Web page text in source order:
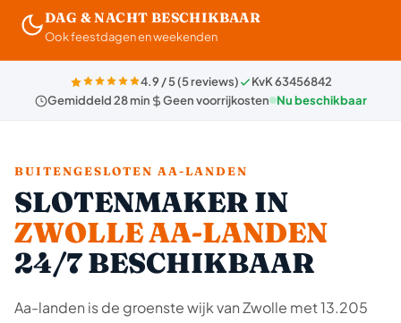
DAG & NACHT BESCHIKBAAR
Ook feestdagen en weekenden
4.9 / 5 (5 reviews)
KvK 63456842
Gemiddeld 28 min
Geen voorrijkosten Nu beschikbaar
BUITENGESLOTEN AA-LANDEN
SLOTENMAKER IN
ZWOLLE AA-LANDEN
24/7 BESCHIKBAAR
Aa-landen is de groenste wijk van Zwolle met 13.205